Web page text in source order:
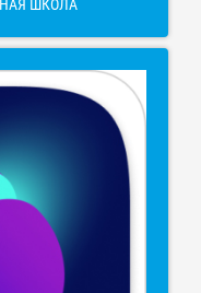
ШКОЛА